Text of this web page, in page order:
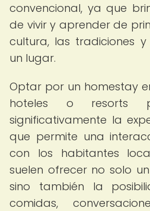
convencional, ya que
de vivir y aprender de
cultura, las tradiciones
un lugar.
Optar por un homestay
hoteles o resorts
significativamente la
que permite una
con los habitantes
suelen ofrecer no solo
sino también la
comidas,